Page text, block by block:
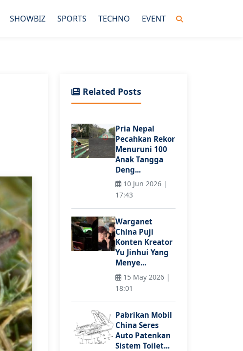
SHOWBIZ SPORTS TECHNO EVENT
Related Posts
Pria Nepal
Pecahkan Rekor
Menuruni 100
Anak Tangga
Deng...
10 Jun 2026 |
17:43
Warganet
China Puji
Konten Kreator
Yu Jinhui Yang
Menye...
15 May 2026 |
18:01
Pabrikan Mobil
China Seres
Auto Patenkan
Sistem Toilet...